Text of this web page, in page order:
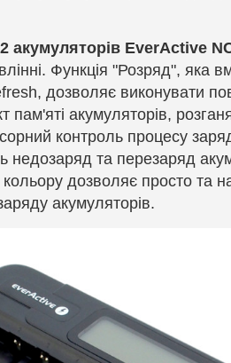
акумуляторів EverActive
Функція "Розряд", яка
дозволяє виконувати
акумуляторів,
контроль процесу
та перезаряд
кольору дозволяє просто та
акумуляторів.